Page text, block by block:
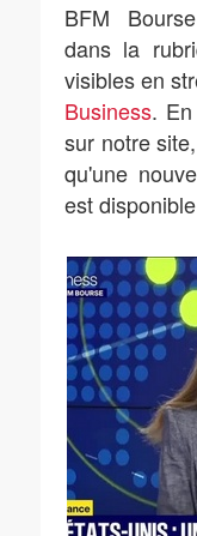
BFM
dans la
visibles en
Business.
sur notre
qu'une
est